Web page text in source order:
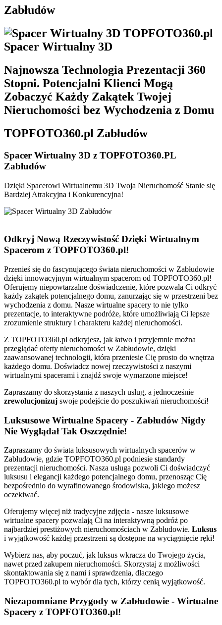
Wirtualne Spacery Szczytno
Wirtualne Spacery Tolkmicko
Wirtualne Spacery Węgorzewo
Wirtualne Spacery Zalewo
Zabłudów
​Spacer Wirtualny 3D
Najnowsza Technologia Prezentacji 360
Stopni. Potencjalni Klienci Mogą
Zobaczyć Każdy Zakątek Twojej
Nieruchomości bez Wychodzenia z Domu
TOPFOTO360.pl Zabłudów
​Spacer Wirtualny 3D z TOPFOTO360.PL
Zabłudów
Dzięki Spacerowi Wirtualnemu 3D Twoja Nieruchomość Stanie się
Bardziej Atrakcyjna i Konkurencyjna!
Odkryj Nową Rzeczywistość Dzięki Wirtualnym
Spacerom z TOPFOTO360.pl!
Przenieś się do fascynującego świata nieruchomości w Zabłudowie
dzięki innowacyjnym wirtualnym spacerom od TOPFOTO360.pl!
Oferujemy niepowtarzalne doświadczenie, które pozwala Ci odkryć
każdy zakątek potencjalnego domu, zanurzając się w przestrzeni bez
wychodzenia z domu. Nasze wirtualne spacery to nie tylko
prezentacje, to interaktywne podróże, które umożliwiają Ci lepsze
zrozumienie struktury i charakteru każdej nieruchomości.
Z TOPFOTO360.pl odkryjesz, jak łatwo i przyjemnie można
przeglądać oferty nieruchomości w Zabłudowie, dzięki
zaawansowanej technologii, która przeniesie Cię prosto do wnętrza
każdego domu. Doświadcz nowej rzeczywistości z naszymi
wirtualnymi spacerami i znajdź swoje wymarzone miejsce!
Zapraszamy do skorzystania z naszych usług, a jednocześnie
zrewolucjonizuj swoje podejście do poszukiwań nieruchomości!
Luksusowe Wirtualne Spacery - Zabłudów Nigdy
Nie Wyglądał Tak Oszczędnie!
Zapraszamy do świata luksusowych wirtualnych spacerów w
Zabłudowie, gdzie TOPFOTO360.pl podniesie standardy
prezentacji nieruchomości. Nasza usługa pozwoli Ci doświadczyć
luksusu i elegancji każdego potencjalnego domu, przenosząc Cię
bezpośrednio do wyrafinowanego środowiska, jakiego możesz
oczekiwać.
Oferujemy więcej niż tradycyjne zdjęcia - nasze luksusowe
wirtualne spacery pozwalają Ci na interaktywną podróż po
najbardziej prestiżowych nieruchomościach w Zabłudowie. Luksus
i wyjątkowość każdej przestrzeni są dostępne na wyciągnięcie ręki!
Wybierz nas, aby poczuć, jak luksus wkracza do Twojego życia,
nawet przed zakupem nieruchomości. Skorzystaj z możliwości
skontaktowania się z nami i sprawdzenia, dlaczego
TOPFOTO360.pl to wybór dla tych, którzy cenią wyjątkowość.
Niezapomniane Przygody w Zabłudowie - Wirtualne
Spacery z TOPFOTO360.pl!